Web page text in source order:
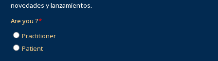
novedades y lanzamientos.